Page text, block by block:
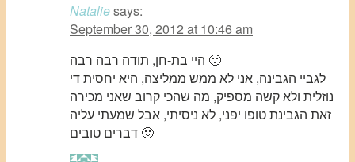
Nataliesays:
September 30, 2012 at 10:46 am
היי בת-חן, תודה רבה רבה 🙂
לגביי הגבינה, אני לא ממש ממליצה, היא יחסית די
נוזלית ולא קשה מספיק, מה שהכי קרוב שאני מכירה
זאת הגבינת טופו יפני, לא ניסיתי, אבל שמעתי עליה
דברים טובים 🙂